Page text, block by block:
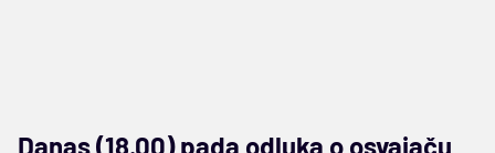
Danas (18.00) pada odluka o osvajaču